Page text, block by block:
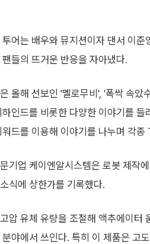
어는 배우와 뮤지션이자 댄서 이
들의 뜨거운 반응을 자아냈다.
올해 선보인 '멜로무비', '폭싹 속
인드를 비롯한 다양한 이야기를
워드를 이용해 이야기를 나누며 각
기업 케이엔알시스템은 로봇 제작
식에 상한가를 기록했다.
압 유체 유량을 조절해 액추에이터
야에서 쓰인다. 특히 이 제품은 고